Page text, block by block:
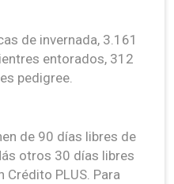
de invernada, 3.161
entorados, 312
pedigree.
de 90 días libres de
otros 30 días libres
Crédito PLUS. Para